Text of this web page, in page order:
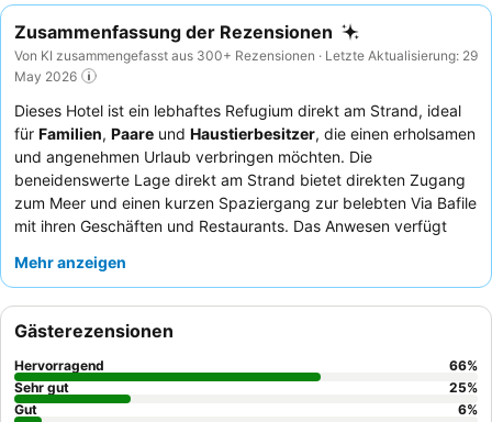
Zusammenfassung der Rezensionen
Von KI zusammengefasst aus 300+ Rezensionen · Letzte Aktualisierung: 29
May 2026
Dieses Hotel ist ein lebhaftes Refugium direkt am Strand, ideal
für Familien, Paare und Haustierbesitzer, die einen erholsamen
und angenehmen Urlaub verbringen möchten. Die
beneidenswerte Lage direkt am Strand bietet direkten Zugang
zum Meer und einen kurzen Spaziergang zur belebten Via Bafile
mit ihren Geschäften und Restaurants. Das Anwesen verfügt
und bietet kostenlose Strandleistungen wie Sonnenschirme und
Freundlichkeit und Professionalität des Personals, und die
kulinarischen Angebote
Frühstücksbuffet und die Gourmet-Gerichte im Restaurant, sind
ein Höhepunkt. Für ein ruhigeres Erlebnis können Gäste ein
Zimmer mit Gartenblick anfragen, da es in einigen Zimmern zu
Mehr anzeigen
Gästerezensionen
Hervorragend 66%
Sehr gut
25%
Gut
6%